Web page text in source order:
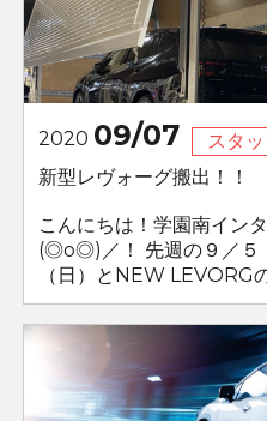
2020 09/07
スタ
新型レヴォーグ搬出！！
こんにちは！学園南イン
(◎o◎)／！ 先週の９／５
（日）とNEW LEVORG